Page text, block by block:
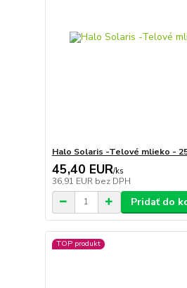
Halo Solaris -Telové mlieko -
45,40 EUR/ks
36,91 EUR bez DPH
Pridať do
TOP produkt